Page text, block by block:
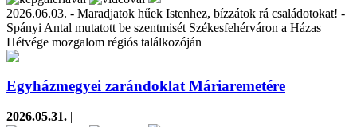
2026.06.03. - Maradjatok hűek Istenhez, bízzátok rá családotokat! -
Spányi Antal mutatott be szentmisét Székesfehérváron a Házas
Hétvége mozgalom régiós találkozóján
Egyházmegyei zarándoklat Máriaremetére
2026.05.31. |